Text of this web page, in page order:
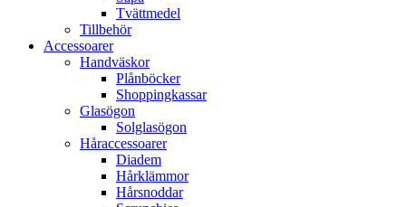
Tvättmedel
Tillbehör
Accessoarer
Handväskor
Plånböcker
Shoppingkassar
Glasögon
Solglasögon
Håraccessoarer
Diadem
Hårklämmor
Hårsnoddar